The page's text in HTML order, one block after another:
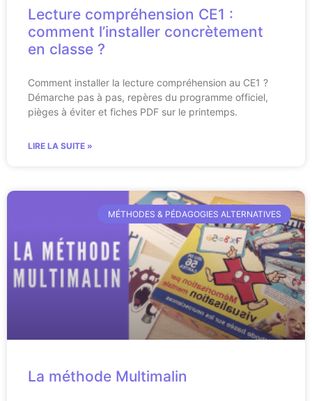
Lecture compréhension CE1 :
comment l’installer concrètement
en classe ?
Comment installer la lecture compréhension au CE1 ?
Démarche pas à pas, repères du programme officiel,
pièges à éviter et fiches PDF sur le printemps.
LIRE LA SUITE »
MÉTHODES & PÉDAGOGIES ALTERNATIVES
La méthode Multimalin